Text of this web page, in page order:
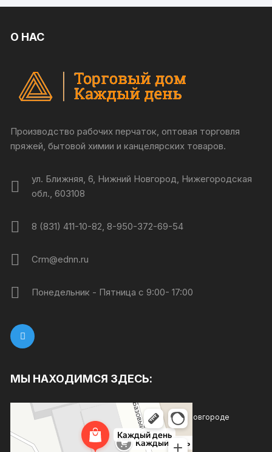
О НАС
Производство рабочих перчаток, оптовая торговля
пряжей, бытовой химии и канцелярских товаров.
ул. Ближняя, 6, Нижний Новгород, Нижегородская
обл., 603108
8 (831) 411-10-82, 8-950-372-69-54
Crm@ednn.ru
Понедельник - Пятница с 9:00- 17:00
МЫ НАХОДИМСЯ ЗДЕСЬ:
Каждый день
Магазин хозтоваров и бытовой химии в Нижнем Новгороде
Товары для дома в Нижнем Новгороде